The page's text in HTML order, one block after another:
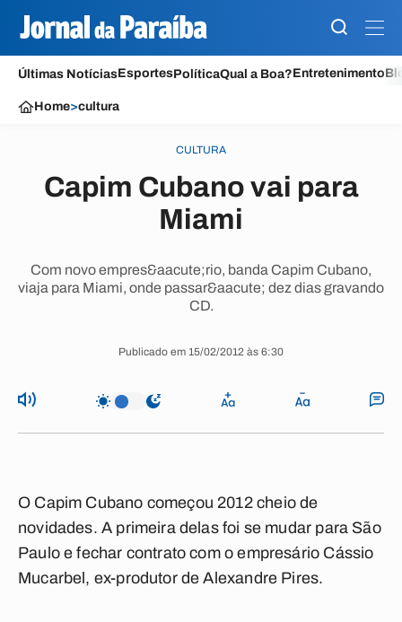
Últimas NotíciasEsportesPolíticaQual a Boa?Entretenimento
Home>cultura
CULTURA
Capim Cubano vai para
Miami
Com novo empres&aacute;rio, banda Capim Cubano,
viaja para Miami, onde passar&aacute; dez dias gravando
CD.
Publicado em 15/02/2012 às 6:30
O Capim Cubano começou 2012 cheio de
novidades. A primeira delas foi se mudar para São
Paulo e fechar contrato com o empresário Cássio
Mucarbel, ex-produtor de Alexandre Pires.